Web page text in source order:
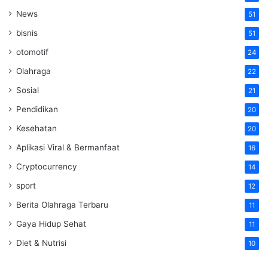
News 51
bisnis 51
otomotif 24
Olahraga 22
Sosial 21
Pendidikan 20
Kesehatan 20
Aplikasi Viral & Bermanfaat 16
Cryptocurrency 14
sport 12
Berita Olahraga Terbaru 11
Gaya Hidup Sehat 11
Diet & Nutrisi 10